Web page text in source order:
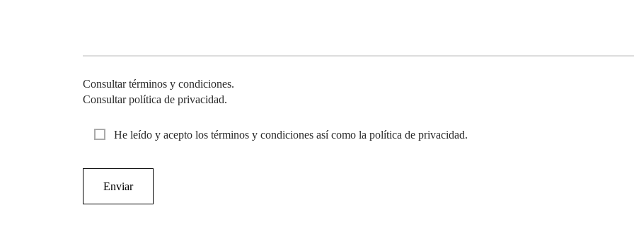
Consultar términos y condiciones.
Consultar política de privacidad.
He leído y acepto los términos y condiciones así como la política de privacidad.